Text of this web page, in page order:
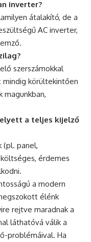
inverter?
átalakító, de a
AC inverter,
szerszámokkal
mindig körültekintően
magunkban,
a teljes kijelző
(pl. panel,
érdemes
a modern
élénk
rejtve maradnak a
láthatóvá válik a
problémáival. Ha